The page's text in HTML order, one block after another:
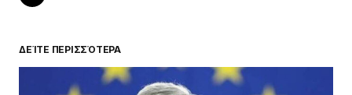
ΔΕΊΤΕ ΠΕΡΙΣΣΌΤΕΡΑ